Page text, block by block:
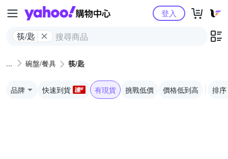
Yahoo購物中心
筷/匙
登入
碗盤/餐具 筷/匙
品牌 快速到貨 有現貨 挑戰低價 價格低到高 排序